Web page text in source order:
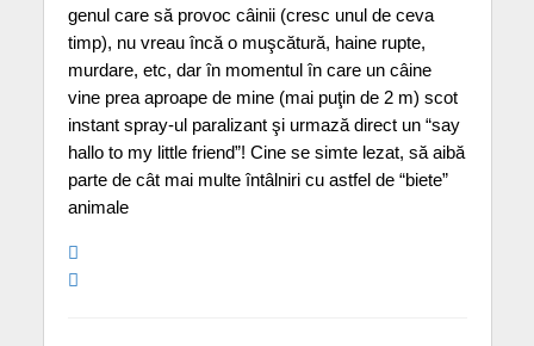
genul care să provoc câinii (cresc unul de ceva
timp), nu vreau încă o muşcătură, haine rupte,
murdare, etc, dar în momentul în care un câine
vine prea aproape de mine (mai puţin de 2 m) scot
instant spray-ul paralizant şi urmază direct un “say
hallo to my little friend”! Cine se simte lezat, să aibă
parte de cât mai multe întâlniri cu astfel de “biete”
animale